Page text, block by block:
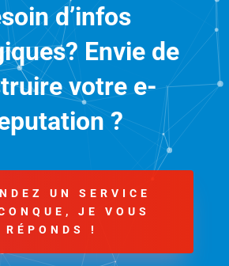
d’infos
Envie de
votre e-
?
UN SERVICE
JE VOUS
RÉPONDS !